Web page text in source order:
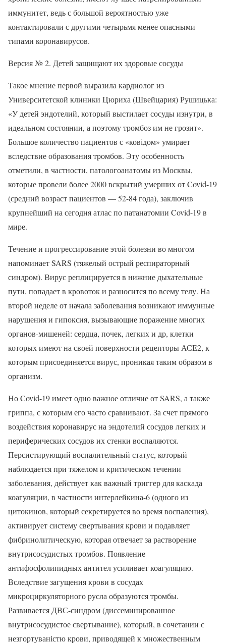
иммунитет, ведь с большой вероятностью уже
контактировали с другими четырьмя менее опасными
типами коронавирусов.
Версия № 2. Детей защищают их здоровые сосуды
Такое мнение первой выразила кардиолог из
Университетской клиники Цюриха (Швейцария) Рушицька:
«У детей эндотелий, который выстилает сосуды изнутри, в
идеальном состоянии, а поэтому тромбоз им не грозит».
Большое количество пациентов с «ковідом» умирает
вследствие образования тромбов. Эту особенность
отметили, в частности, патологоанатомы из Москвы,
которые провели более 2000 вскрытий умерших от Covid-19
(средний возраст пациентов — 52-84 года), заключив
крупнейший на сегодня атлас по патанатомии Covid-19 в
мире.
Течение и прогрессирование этой болезни во многом
напоминает SARS (тяжелый острый респираторный
синдром). Вирус реплицируется в нижние дыхательные
пути, попадает в кровоток и разносится по всему телу. На
второй неделе от начала заболевания возникают иммунные
нарушения и гипоксия, вызывающие поражение многих
органов-мишеней: сердца, почек, легких и др, клетки
которых имеют на своей поверхности рецепторы АСЕ2, к
которым присоединяется вирус, проникая таким образом в
организм.
Но Covid-19 имеет одно важное отличие от SARS, а также
гриппа, с которым его часто сравнивают. За счет прямого
воздействия коронавирус на эндотелий сосудов легких и
периферических сосудов их стенки воспаляются.
Персистирующий воспалительный статус, который
наблюдается при тяжелом и критическом течении
заболевания, действует как важный триггер для каскада
коагуляции, в частности интерлейкина-6 (одного из
цитокинов, который секретируется во время воспаления),
активирует систему свертывания крови и подавляет
фибринолитическую, которая отвечает за растворение
внутрисосудистых тромбов. Появление
антифосфолипидных антител усиливает коагуляцию.
Вследствие загущения крови в сосудах
микроциркуляторного русла образуются тромбы.
Развивается ДВС-синдром (диссеминированное
внутрисосудистое свертывание), который, в сочетании с
незгортуваністю крови, приводящей к множественным